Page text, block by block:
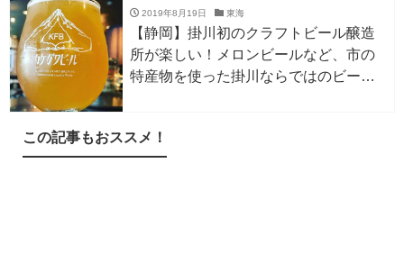
2019年8月19日 東海
【静岡】掛川初のクラフトビール醸造
所が楽しい！メロンビールなど、市の
特産物を使った掛川ならではのビール
この記事もおススメ！